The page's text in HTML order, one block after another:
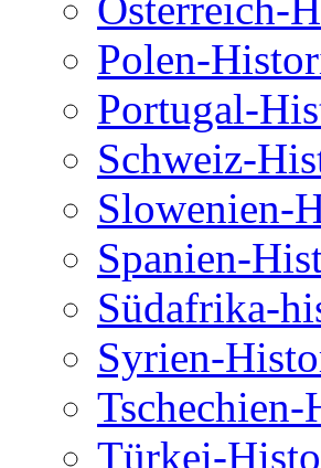
Polen-
Portugal-
Schweiz-
Slowenien-
Spanien-
Südafrika-
Syrien-
Türkei-